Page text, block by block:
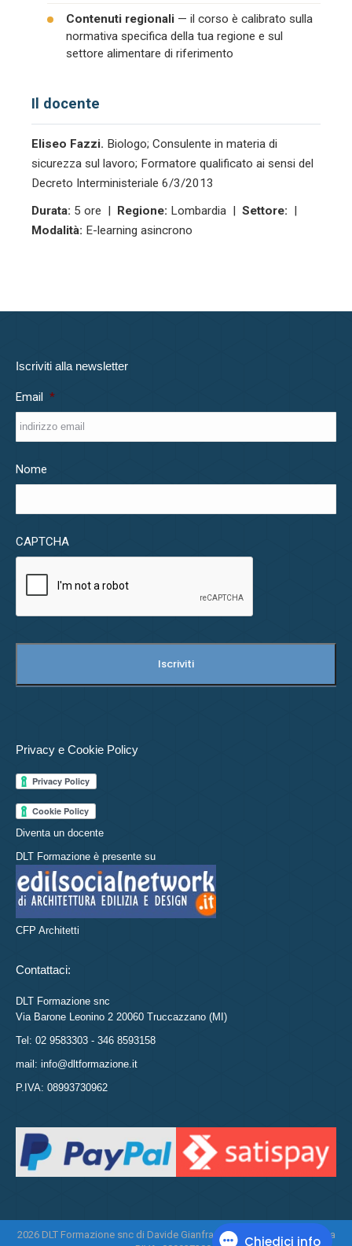
Contenuti regionali — il corso è calibrato sulla
normativa specifica della tua regione e sul
settore alimentare di riferimento
Il docente
Eliseo Fazzi. Biologo; Consulente in materia di
sicurezza sul lavoro; Formatore qualificato ai sensi del
Decreto Interministeriale 6/3/2013
Durata: 5 ore | Regione: Lombardia | Settore: |
Modalità: E-learning asincrono
Iscriviti alla newsletter
Email *
Nome
CAPTCHA
Privacy e Cookie Policy
Diventa un docente
DLT Formazione è presente su
CFP Architetti
Contattaci:
DLT Formazione snc
Via Barone Leonino 2 20060 Truccazzano (MI)
Tel: 02 9583303 - 346 8593158
mail: info@dltformazione.it
P.IVA: 08993730962
2026 DLT Formazione snc di Davide Gianfranco Di Leo e Daniela Tasca